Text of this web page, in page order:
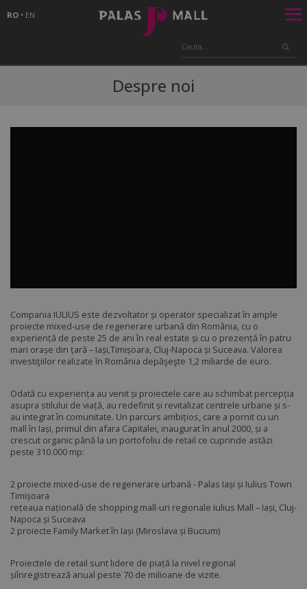
RO • EN
Despre noi
Compania IULIUS este dezvoltator și operator specializat în ample
proiecte mixed-use de regenerare urbană din România, cu o
experiență de peste 25 de ani în real estate și cu o prezență în patru
mari orașe din țară – Iași,Timișoara, Cluj-Napoca și Suceava. Valorea
investiţiilor realizate în România depăşeşte 1,2 miliarde de euro.
Odată cu experiența au venit și proiectele care au schimbat percepția
asupra stilului de viață, au redefinit și revitalizat centrele urbane și s-
au integrat în comunitate. Un parcurs ambițios, care a pornit cu un
mall în Iași, primul din afara Capitalei, inaugurat în anul 2000, și a
crescut organic până la un portofoliu de retail ce cuprinde astăzi
peste 310.000 mp:
2 proiecte mixed-use de regenerare urbană - Palas Iași și Iulius Town
Timișoara
rețeaua națională de shopping mall-uri regionale Iulius Mall – Iași, Cluj-
Napoca și Suceava
2 proiecte Family Market în Iași (Miroslava și Bucium)
Proiectele de retail sunt lidere de piață la nivel regional
șiînregistrează anual peste 70 de milioane de vizite.